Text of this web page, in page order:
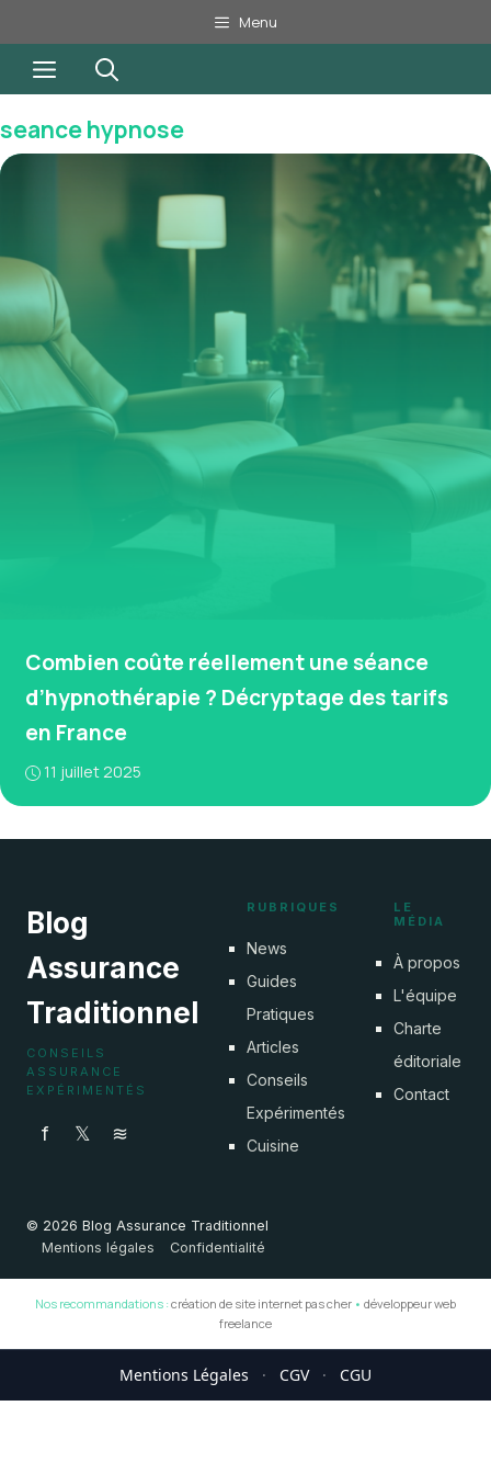
au
contenu
Menu
Menu
seance hypnose
Combien coûte réellement une séance
d’hypnothérapie ? Décryptage des tarifs
en France
11 juillet 2025
Blog
Assurance
Traditionnel
CONSEILS
ASSURANCE
EXPÉRIMENTÉS
f 𝕏 ≋
RUBRIQUES
News
Guides
Pratiques
Articles
Conseils
Expérimentés
Cuisine
LE
MÉDIA
À propos
L'équipe
Charte
éditoriale
Contact
© 2026 Blog Assurance Traditionnel
Mentions légales
Confidentialité
Nos recommandations : création de site internet pas cher • développeur web
freelance
Mentions Légales · CGV · CGU